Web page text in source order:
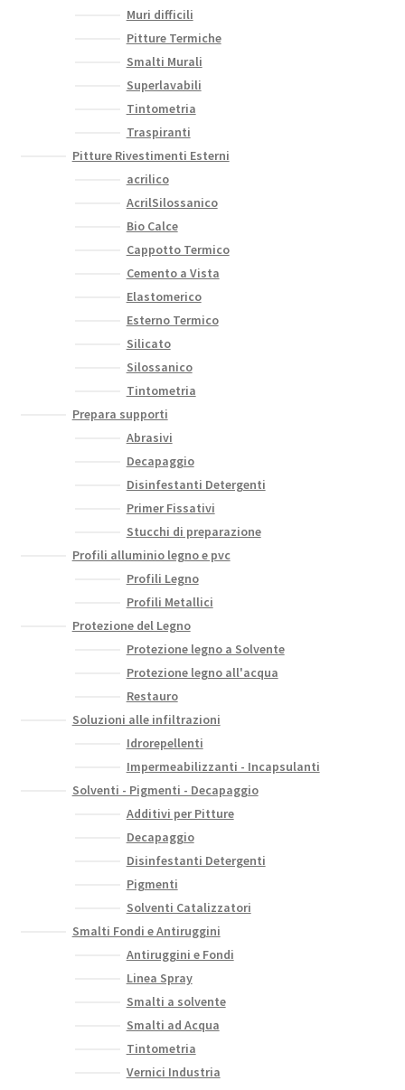
Muri difficili
Pitture Termiche
Smalti Murali
Superlavabili
Tintometria
Traspiranti
Pitture Rivestimenti Esterni
acrilico
AcrilSilossanico
Bio Calce
Cappotto Termico
Cemento a Vista
Elastomerico
Esterno Termico
Silicato
Silossanico
Tintometria
Prepara supporti
Abrasivi
Decapaggio
Disinfestanti Detergenti
Primer Fissativi
Stucchi di preparazione
Profili alluminio legno e pvc
Profili Legno
Profili Metallici
Protezione del Legno
Protezione legno a Solvente
Protezione legno all'acqua
Restauro
Soluzioni alle infiltrazioni
Idrorepellenti
Impermeabilizzanti - Incapsulanti
Solventi - Pigmenti - Decapaggio
Additivi per Pitture
Decapaggio
Disinfestanti Detergenti
Pigmenti
Solventi Catalizzatori
Smalti Fondi e Antiruggini
Antiruggini e Fondi
Linea Spray
Smalti a solvente
Smalti ad Acqua
Tintometria
Vernici Industria